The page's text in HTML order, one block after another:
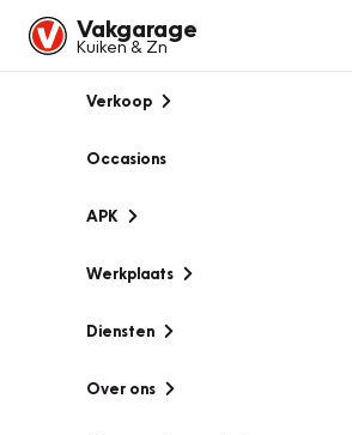
Vakgarage
Kuiken & Zn
Verkoop
Occasions
APK
Werkplaats
Diensten
Over ons